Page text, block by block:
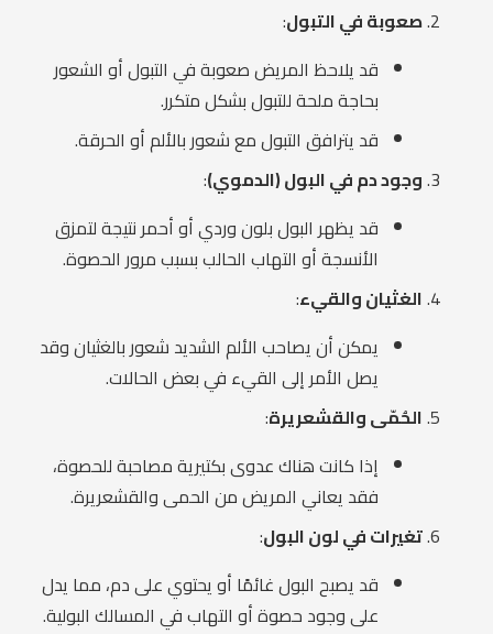
صعوبة في التبول:
قد يلاحظ المريض صعوبة في التبول أو الشعور
بحاجة ملحة للتبول بشكل متكرر.
قد يترافق التبول مع شعور بالألم أو الحرقة.
وجود دم في البول (الدموي):
قد يظهر البول بلون وردي أو أحمر نتيجة لتمزق
الأنسجة أو التهاب الحالب بسبب مرور الحصوة.
الغثيان والقيء:
يمكن أن يصاحب الألم الشديد شعور بالغثيان وقد
يصل الأمر إلى القيء في بعض الحالات.
الحُمّى والقشعريرة:
إذا كانت هناك عدوى بكتيرية مصاحبة للحصوة،
فقد يعاني المريض من الحمى والقشعريرة.
تغيرات في لون البول:
قد يصبح البول غائمًا أو يحتوي على دم، مما يدل
على وجود حصوة أو التهاب في المسالك البولية.